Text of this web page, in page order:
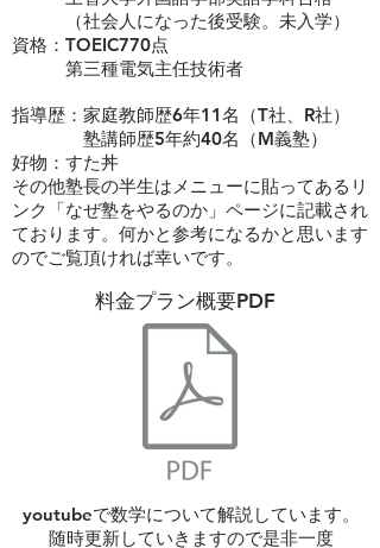
（社会人になった後受験。未入学）
資格：TOEIC770点
​ 第三種電気主任技術者
指導歴：家庭教師歴6年11名（T社、R社）
​ 塾講師歴5年約40名（M義塾）
​好物：すた丼
その他塾長の半生はメニューに貼ってあるリ
ンク「なぜ塾をやるのか」ページに記載され
ております。何かと参考になるかと思います
のでご覧頂ければ幸いです。
​料金プラン概要PDF
youtubeで数学について解説しています。
​随時更新していきますので是非一度